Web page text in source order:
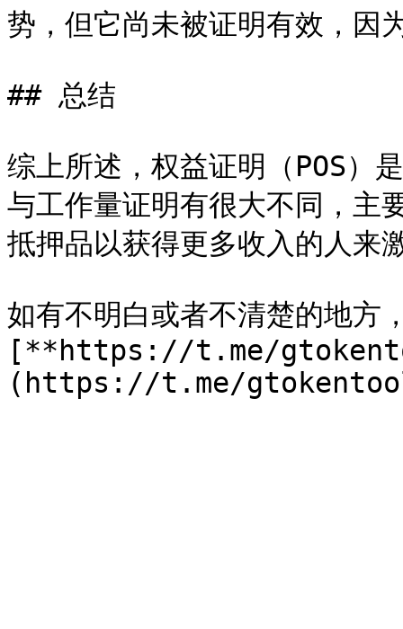
势，但它尚未被证明有效，因
## 总结
综上所述，权益证明（POS）
与工作量证明有很大不同，主
抵押品以获得更多收入的人来
如有不明白或者不清楚的地方
[**https://t.me/